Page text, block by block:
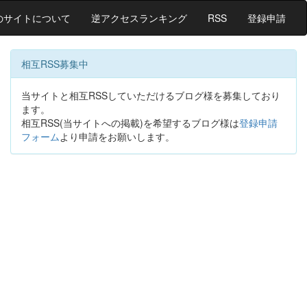
サイトについて 逆アクセスランキング RSS 登録申請
相互RSS募集中
当サイトと相互RSSしていただけるブログ様を募集しており
ます。
相互RSS(当サイトへの掲載)を希望するブログ様は登録申請
フォームより申請をお願いします。